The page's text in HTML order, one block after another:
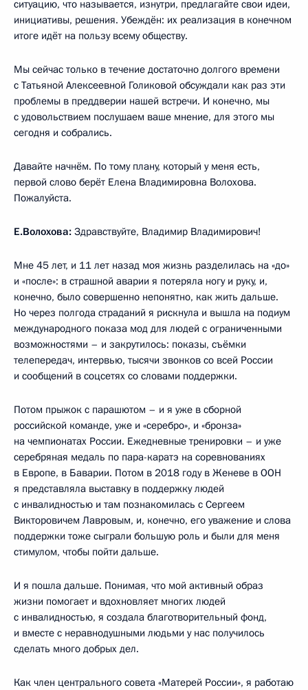
ситуацию, что называется, изнутри, предлагайте свои идеи,
инициативы, решения. Убеждён: их реализация в конечном
итоге идёт на пользу всему обществу.
Мы сейчас только в течение достаточно долгого времени
с Татьяной Алексеевной Голиковой обсуждали как раз эти
проблемы в преддверии нашей встречи. И конечно, мы
с удовольствием послушаем ваше мнение, для этого мы
сегодня и собрались.
Давайте начнём. По тому плану, который у меня есть,
первой слово берёт Елена Владимировна Волохова.
Пожалуйста.
Е.Волохова: Здравствуйте, Владимир Владимирович!
Мне 45 лет, и 11 лет назад моя жизнь разделилась на «до»
и «после»: в страшной аварии я потеряла ногу и руку, и,
конечно, было совершенно непонятно, как жить дальше.
Но через полгода страданий я рискнула и вышла на подиум
международного показа мод для людей с ограниченными
возможностями – и закрутилось: показы, съёмки
телепередач, интервью, тысячи звонков со всей России
и сообщений в соцсетях со словами поддержки.
Потом прыжок с парашютом – и я уже в сборной
российской команде, уже и «серебро», и «бронза»
на чемпионатах России. Ежедневные тренировки – и уже
серебряная медаль по пара-каратэ на соревнованиях
в Европе, в Баварии. Потом в 2018 году в Женеве в ООН
я представляла выставку в поддержку людей
с инвалидностью и там познакомилась с Сергеем
Викторовичем Лавровым, и, конечно, его уважение и слова
поддержки тоже сыграли большую роль и были для меня
стимулом, чтобы пойти дальше.
И я пошла дальше. Понимая, что мой активный образ
жизни помогает и вдохновляет многих людей
с инвалидностью, я создала благотворительный фонд,
и вместе с неравнодушными людьми у нас получилось
сделать много добрых дел.
Как член центрального совета «Матерей России», я работаю